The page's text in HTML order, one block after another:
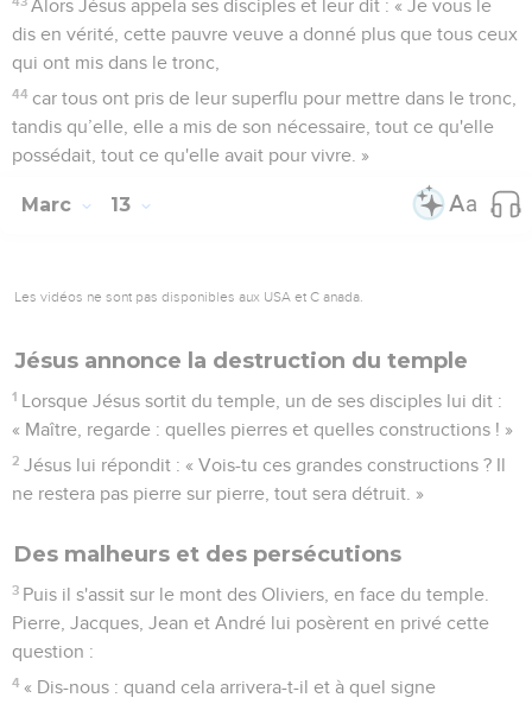
Alors Jésus appela ses disciples et leur dit : « Je vous le
dis en vérité, cette pauvre veuve a donné plus que tous ceux
qui ont mis dans le tronc,
44 car tous ont pris de leur superflu pour mettre dans le tronc,
tandis qu’elle, elle a mis de son nécessaire, tout ce qu'elle
possédait, tout ce qu'elle avait pour vivre. »
Marc 13
Les vidéos ne sont pas disponibles aux USA et C anada.
Jésus annonce la destruction du temple
1 Lorsque Jésus sortit du temple, un de ses disciples lui dit :
« Maître, regarde : quelles pierres et quelles constructions ! »
2 Jésus lui répondit : « Vois-tu ces grandes constructions ? Il
ne restera pas pierre sur pierre, tout sera détruit. »
Des malheurs et des persécutions
3 Puis il s'assit sur le mont des Oliviers, en face du temple.
Pierre, Jacques, Jean et André lui posèrent en privé cette
question :
4 « Dis-nous : quand cela arrivera-t-il et à quel signe